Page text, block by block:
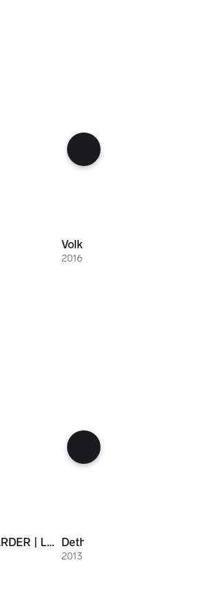
Volkswagen Passat
2016 / 99.000 km / Hybrid bensin
Morelo PALACE 93 LSB RETARDER | LUFT | CHASSISPAKKE | SAFETYPAKKE | MYE UTST
2013 / 46.000 km